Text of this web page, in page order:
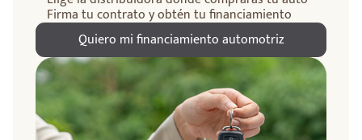
Firma tu contrato y obtén tu financiamiento
Quiero mi financiamiento automotriz